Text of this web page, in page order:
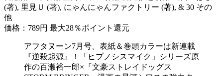
(著), 里見Ｕ (著), にゃんにゃんファクトリー (著), & 30 その
他
価格：789円 最大28％ポイント還元
アフタヌーン7月号、表紙＆巻頭カラーは新連載
『逆殺起源』！「ヒプノシスマイク」シリーズ原
作の百瀬裕一郎×『文豪ストレイドッグス